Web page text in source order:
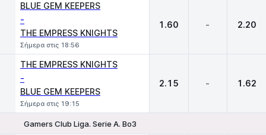
BLUE GEM KEEPERS
-
THE EMPRESS KNIGHTS
Σήμερα στις 18:56
1.60 - 2.20
THE EMPRESS KNIGHTS
-
BLUE GEM KEEPERS
Σήμερα στις 19:15
2.15 - 1.62
Gamers Club Liga. Serie A. Bo3